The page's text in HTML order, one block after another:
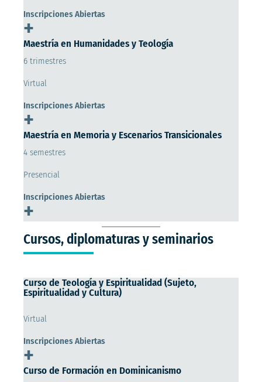
Inscripciones Abiertas
+
Maestría en Humanidades y Teología
6 trimestres
Virtual
Inscripciones Abiertas
+
Maestría en Memoria y Escenarios Transicionales
4 semestres
Presencial
Inscripciones Abiertas
+
Cursos, diplomaturas y seminarios
Curso de Teología y Espiritualidad (Sujeto,
Espiritualidad y Cultura)
Virtual
Inscripciones Abiertas
+
Curso de Formación en Dominicanismo